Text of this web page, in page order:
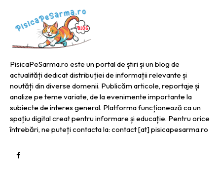
PisicaPeSarma.ro este un portal de știri și un blog de
actualități dedicat distribuției de informații relevante și
noutăți din diverse domenii. Publicăm articole, reportaje și
analize pe teme variate, de la evenimente importante la
subiecte de interes general. Platforma funcționează ca un
spațiu digital creat pentru informare și educație. Pentru orice
întrebări, ne puteți contacta la: contact [at] pisicapesarma.ro